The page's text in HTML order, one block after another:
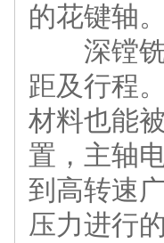
的花键轴
深镗铣
距及行程
材料也能
置，主轴
到高转速
压力进行